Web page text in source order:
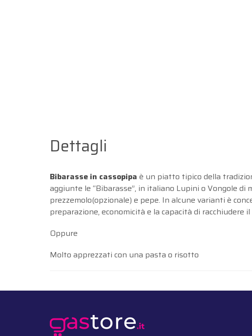
Dettagli
Bibarasse in cassopipa è un piatto tipico della
aggiunte le “Bibarasse”, in italiano Lupini o Vongole
prezzemolo(opzionale) e pepe. In alcune varianti è
preparazione, economicità e la capacità di racchiudere
Oppure
Molto apprezzati con una pasta o risotto